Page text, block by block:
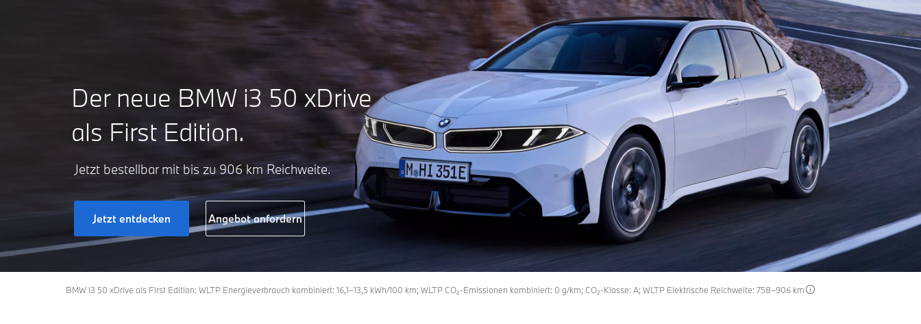
Der neue BMW i3 50 xDrive
als First Edition.
Jetzt bestellbar mit bis zu 906 km Reichweite.
Jetzt entdecken Angebot anfordern
BMW i3 50 xDrive als First Edition: WLTP Energieverbrauch kombiniert: 16,1–13,5 kWh/100 km; WLTP CO₂-Emissionen kombiniert: 0 g/km; CO₂-Klasse: A; WLTP Elektrische Reichweite: 758–906 km